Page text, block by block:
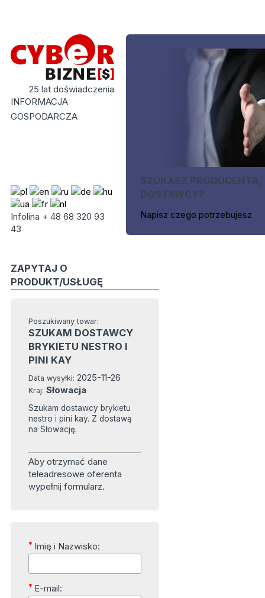
25 lat doświadczenia
INFORMACJA
GOSPODARCZA
Infolina + 48 68 320 93
43
SZUKASZ PRODUCENTA,
DOSTAWCY?
Napisz czego potrzebujesz
ZAPYTAJ O
PRODUKT/USŁUGĘ
Poszukiwany towar:
SZUKAM DOSTAWCY
BRYKIETU NESTRO I
PINI KAY
Data wysyłki: 2025-11-26
Kraj: Słowacja
Szukam dostawcy brykietu
nestro i pini kay. Z dostawą
na Słowację.
Aby otrzymać dane
teleadresowe oferenta
wypełnij formularz.
* Imię i Nazwisko:
* E-mail: